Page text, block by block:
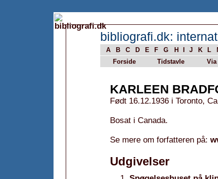
bibliografi.dk:
A B C D E F G H J K L
Forside
Tidstavle Via
KARLEEN
Født 16.12.1936 i Toronto,
Bosat i Canada.
Se mere om forfatteren på:
Udgivelser